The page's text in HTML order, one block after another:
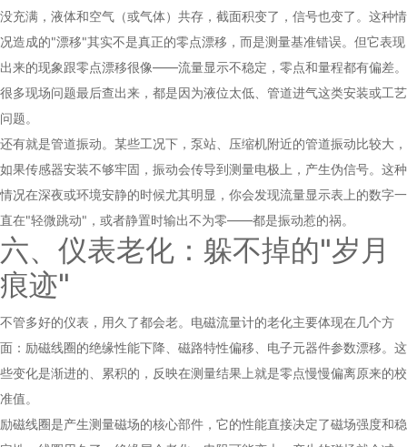
没充满，液体和空气（或气体）共存，截面积变了，信号也变了。这种情
况造成的"漂移"其实不是真正的零点漂移，而是测量基准错误。但它表现
出来的现象跟零点漂移很像——流量显示不稳定，零点和量程都有偏差。
很多现场问题最后查出来，都是因为液位太低、管道进气这类安装或工艺
问题。
还有就是管道振动。某些工况下，泵站、压缩机附近的管道振动比较大，
如果传感器安装不够牢固，振动会传导到测量电极上，产生伪信号。这种
情况在深夜或环境安静的时候尤其明显，你会发现流量显示表上的数字一
直在"轻微跳动"，或者静置时输出不为零——都是振动惹的祸。
六、仪表老化：躲不掉的"岁月
痕迹"
不管多好的仪表，用久了都会老。电磁流量计的老化主要体现在几个方
面：励磁线圈的绝缘性能下降、磁路特性偏移、电子元器件参数漂移。这
些变化是渐进的、累积的，反映在测量结果上就是零点慢慢偏离原来的校
准值。
励磁线圈是产生测量磁场的核心部件，它的性能直接决定了磁场强度和稳